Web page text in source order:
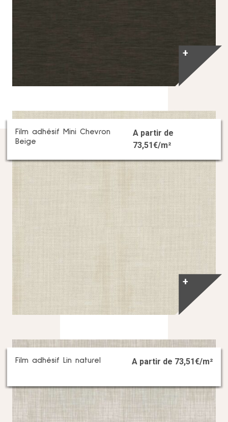
+
Film adhésif Mini Chevron
Beige
A partir de
73,51€/m²
+
Film adhésif Lin naturel A partir de 73,51€/m²